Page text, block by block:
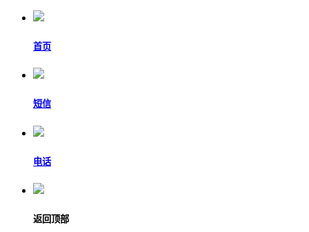
首页
短信
电话
返回顶部